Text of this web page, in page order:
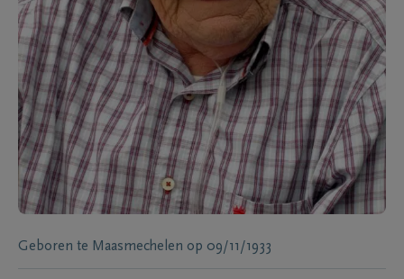
Geboren te Maasmechelen op 09/11/1933